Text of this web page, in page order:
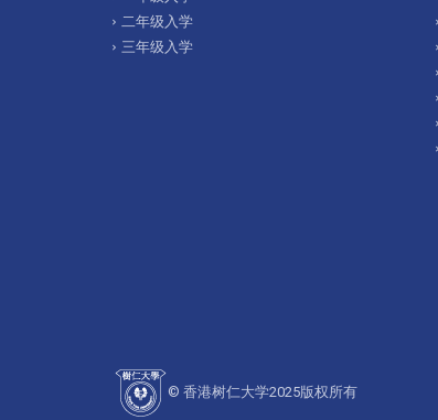
二年级入学
三年级入学
© 香港树仁大学2025版权所有